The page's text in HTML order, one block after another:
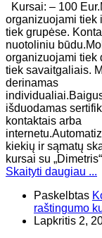
Kursai: – 100
organizuojami tiek
tiek grupėse.
nuotoliniu
organizuojami tiek
tiek savaitgaliais.
derinamas
išduodamas
kontaktais arba
kiekių ir sąmatų
kursai su
Skaityti daugiau ...
Paskelbtas
raštingumo
Lapkritis 2,